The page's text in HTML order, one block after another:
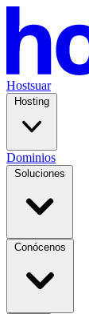
Hostsuar
Hosting
Dominios
Soluciones
Conócenos